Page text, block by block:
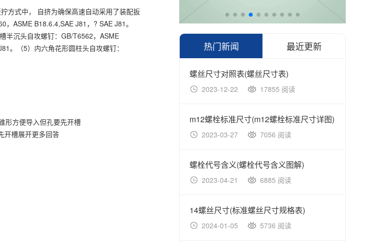
方式中， 自挤为确保高速自动采用了装配扳
ASME B18.6.4,SAE J81，? SAE J81。
半沉头自攻螺钉：GB/T6562，ASME
。（5）内六角花形圆柱头自攻螺钉：
形方便导入但孔要先开槽
开槽展开更多回答
热门新闻 最近更新
螺丝尺寸对照表(螺丝尺寸表)
2023-12-22 17855 阅读
m12螺栓标准尺寸(m12螺栓标准尺寸详图)
2023-03-27 7056 阅读
螺栓代号含义(螺栓代号含义图解)
2023-04-21 6885 阅读
14螺丝尺寸(标准螺丝尺寸规格表)
2024-01-05 5736 阅读